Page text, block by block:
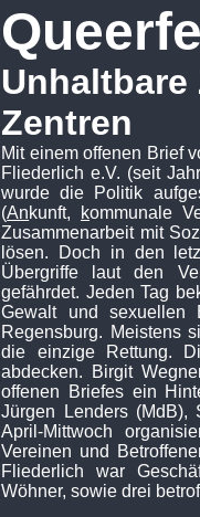
Unhaltbare
Zentren
Mit einem offenen Brief
Fliederlich e.V. (seit
wurde die Politik
(Ankunft, kommunale
Zusammenarbeit mit
lösen. Doch in den
Übergriffe laut den
gefährdet. Jeden Tag
Gewalt und sexuellen
Regensburg. Meistens
die einzige Rettung.
abdecken. Birgit
offenen Briefes ein
Jürgen Lenders (MdB),
April-Mittwoch
Vereinen und
Fliederlich war
Wöhner, sowie drei